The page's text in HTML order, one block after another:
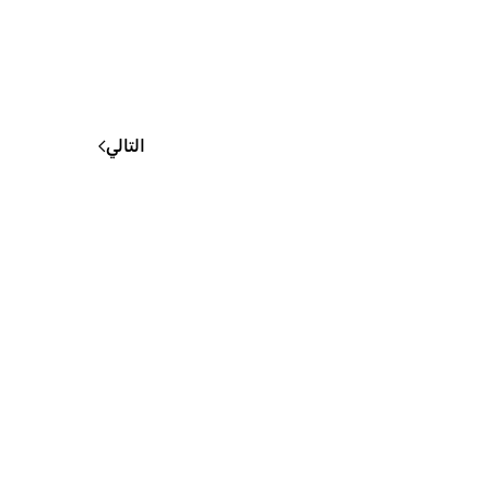
التالي